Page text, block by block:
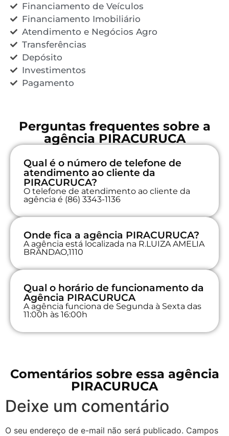
Financiamento de Veículos
Financiamento Imobiliário
Atendimento e Negócios Agro
Transferências
Depósito
Investimentos
Pagamento
Perguntas frequentes sobre a
agência PIRACURUCA
Qual é o número de telefone de
atendimento ao cliente da
PIRACURUCA?
O telefone de atendimento ao cliente da
agência é (86) 3343-1136
Onde fica a agência PIRACURUCA?
A agência está localizada na R.LUIZA AMELIA
BRANDAO,1110
Qual o horário de funcionamento da
Agência PIRACURUCA
A agência funciona de Segunda à Sexta das
11:00h às 16:00h
Comentários sobre essa agência
PIRACURUCA
Deixe um comentário
O seu endereço de e-mail não será publicado. Campos